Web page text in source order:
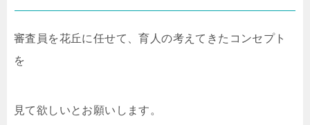
審査員を花丘に任せて、育人の考えてきたコンセプト
を
見て欲しいとお願いします。